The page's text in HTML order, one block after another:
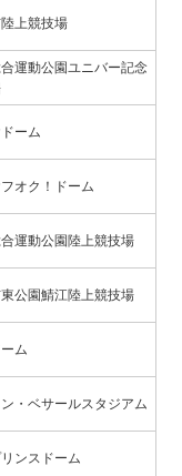
上競技場
運動公園ユニバー記念
ーム
オク！ドーム
運動公園陸上競技場
公園鯖江陸上競技場
ム
・ベサールスタジアム
ンスドーム